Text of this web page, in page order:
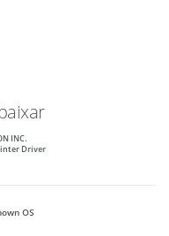
INC.
Driver
OS